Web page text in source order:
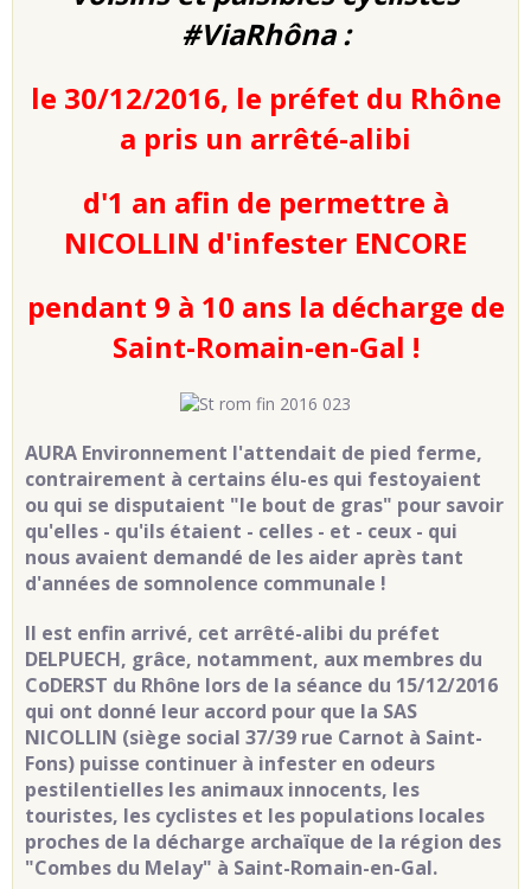
#ViaRhôna :
le 30/12/2016, le préfet du Rhône
a pris un arrêté-alibi
d'1 an afin de permettre à
NICOLLIN d'infester ENCORE
pendant 9 à 10 ans la décharge de
Saint-Romain-en-Gal !
AURA Environnement l'attendait de pied ferme,
contrairement à certains élu-es qui festoyaient
ou qui se disputaient "le bout de gras" pour savoir
qu'elles - qu'ils étaient - celles - et - ceux - qui
nous avaient demandé de les aider après tant
d'années de somnolence communale !
Il est enfin arrivé, cet arrêté-alibi du préfet
DELPUECH, grâce, notamment, aux membres du
CoDERST du Rhône lors de la séance du 15/12/2016
qui ont donné leur accord pour que la SAS
NICOLLIN (siège social 37/39 rue Carnot à Saint-
Fons) puisse continuer à infester en odeurs
pestilentielles les animaux innocents, les
touristes, les cyclistes et les populations locales
proches de la décharge archaïque de la région des
"Combes du Melay" à Saint-Romain-en-Gal.